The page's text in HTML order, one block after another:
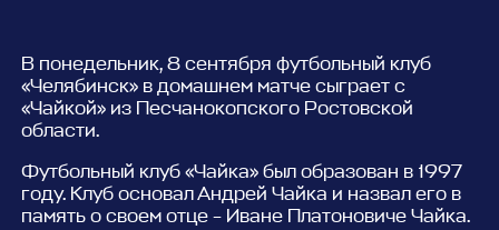
В понедельник, 8 сентября футбольный клуб
«Челябинск» в домашнем матче сыграет с
«Чайкой» из Песчанокопского Ростовской
области.
Футбольный клуб «Чайка» был образован в 1997
году. Клуб основал Андрей Чайка и назвал его в
память о своем отце – Иване Платоновиче Чайка.